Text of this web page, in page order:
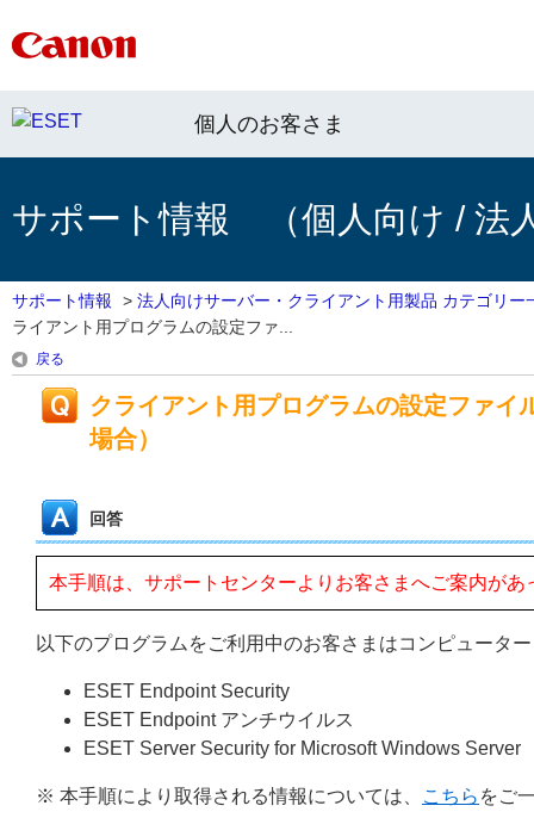
個人のお客さま
サポート情報 （個人向け / 法
サポート情報 > 法人向けサーバー・クライアント用製品 カテゴリー
ライアント用プログラムの設定ファ...
戻る
クライアント用プログラムの設定ファイ
場合）
回答
本手順は、サポートセンターよりお客さまへご案内が
以下のプログラムをご利用中のお客さまはコンピュータ
ESET Endpoint Security
ESET Endpoint アンチウイルス
ESET Server Security for Microsoft Windows Server
※ 本手順により取得される情報については、 こちら をご